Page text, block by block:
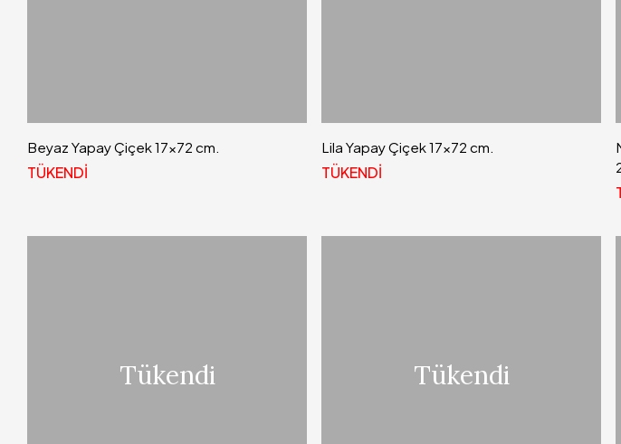
Beyaz Yapay Çiçek 17x72 cm.
TÜKENDİ
Lila Yapay Çiçek 17x72 cm.
TÜKENDİ
Tükendi Tükendi